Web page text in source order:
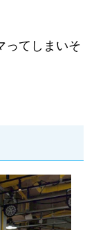
ってしまいそ